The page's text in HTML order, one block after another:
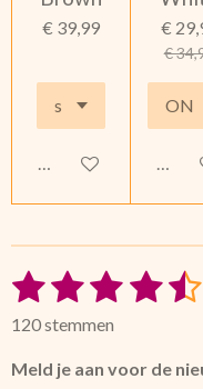
€ 39,99
Houd mij op de
€
€
Houd
R
a
t
i
1
s
t
2
s
t
3
s
t
4
t
5
t
S
120 stemmen
Meld je aan voor de